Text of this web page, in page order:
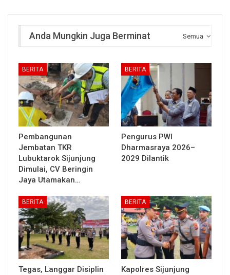
Semua
Anda Mungkin Juga Berminat
BERITA
Pembangunan
Jembatan TKR
Lubuktarok Sijunjung
Dimulai, CV Beringin
Jaya Utamakan…
BERITA
Pengurus PWI
Dharmasraya 2026–
2029 Dilantik
BERITA
Tegas, Langgar Disiplin
BERITA
Kapolres Sijunjung